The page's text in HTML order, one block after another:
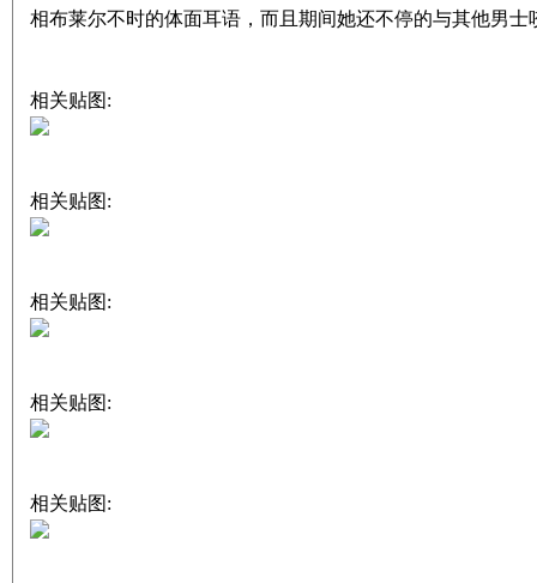
相布莱尔不时的体面耳语，而且期间她还不停的与其他男
相关贴图:
相关贴图:
相关贴图:
相关贴图:
相关贴图: